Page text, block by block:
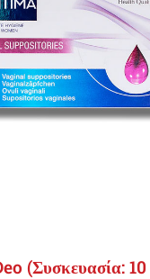
(Συσκευασία: